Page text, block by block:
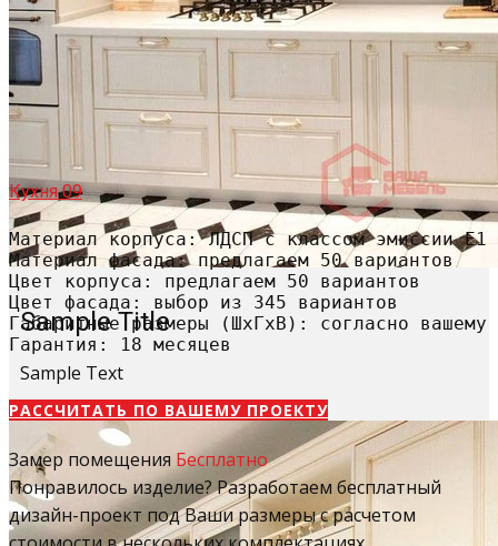
Sample Title
Sample Text
Кухня 09
Материал корпуса: ЛДСП с классом эмиссии Е1
Материал фасада: предлагаем 50 вариантов
Цвет корпуса: предлагаем 50 вариантов
Цвет фасада: выбор из 345 вариантов
Габаритные размеры (ШхГхВ): согласно вашему
Гарантия: 18 месяцев
РАССЧИТАТЬ​ ПО ВАШЕМУ ПРОЕКТУ
Замер помещения Бесплатно
Понравилось изделие? Разработаем бесплатный
дизайн-проект под Ваши размеры с расчетом